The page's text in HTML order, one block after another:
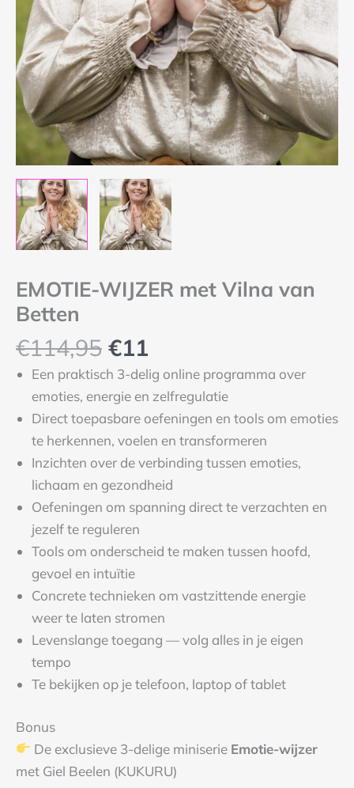
EMOTIE-WIJZER met Vilna van
Betten
€114,95 €11
Een praktisch 3-delig online programma over
emoties, energie en zelfregulatie
Direct toepasbare oefeningen en tools om emoties
te herkennen, voelen en transformeren
Inzichten over de verbinding tussen emoties,
lichaam en gezondheid
Oefeningen om spanning direct te verzachten en
jezelf te reguleren
Tools om onderscheid te maken tussen hoofd,
gevoel en intuïtie
Concrete technieken om vastzittende energie
weer te laten stromen
Levenslange toegang — volg alles in je eigen
tempo
Te bekijken op je telefoon, laptop of tablet
Bonus
De exclusieve 3-delige miniserie Emotie-wijzer
met Giel Beelen (KUKURU)